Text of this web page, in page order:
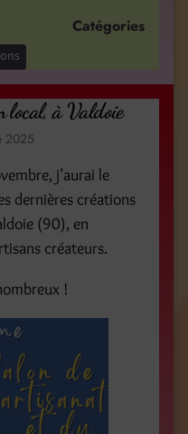
Catégories
local, à Valdoie
2025
j’aurai le
dernières créations
(90), en
créateurs.
!